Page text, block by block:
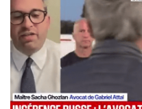
i
c
a
t
i